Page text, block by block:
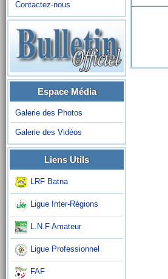
Contactez-nous
Espace Média
Galerie des Photos
Galerie des Vidéos
Liens Utils
LRF Batna
Ligue Inter-Régions
L.N.F Amateur
Ligue Professionnel
FAF